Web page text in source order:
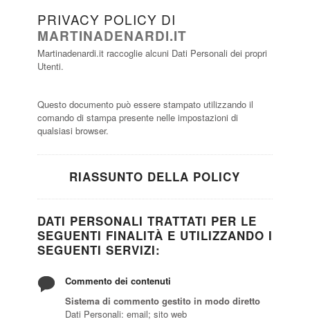
PRIVACY POLICY DI
MARTINADENARDI.IT
Martinadenardi.it raccoglie alcuni Dati Personali dei propri
Utenti.
Questo documento può essere stampato utilizzando il
comando di stampa presente nelle impostazioni di
qualsiasi browser.
RIASSUNTO DELLA POLICY
DATI PERSONALI TRATTATI PER LE
SEGUENTI FINALITÀ E UTILIZZANDO I
SEGUENTI SERVIZI:
Commento dei contenuti
Sistema di commento gestito in modo diretto
Dati Personali: email; sito web